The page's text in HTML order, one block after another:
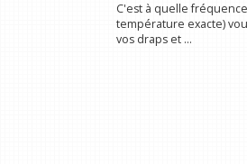
C'est à quelle
température exacte)
vos draps et ...